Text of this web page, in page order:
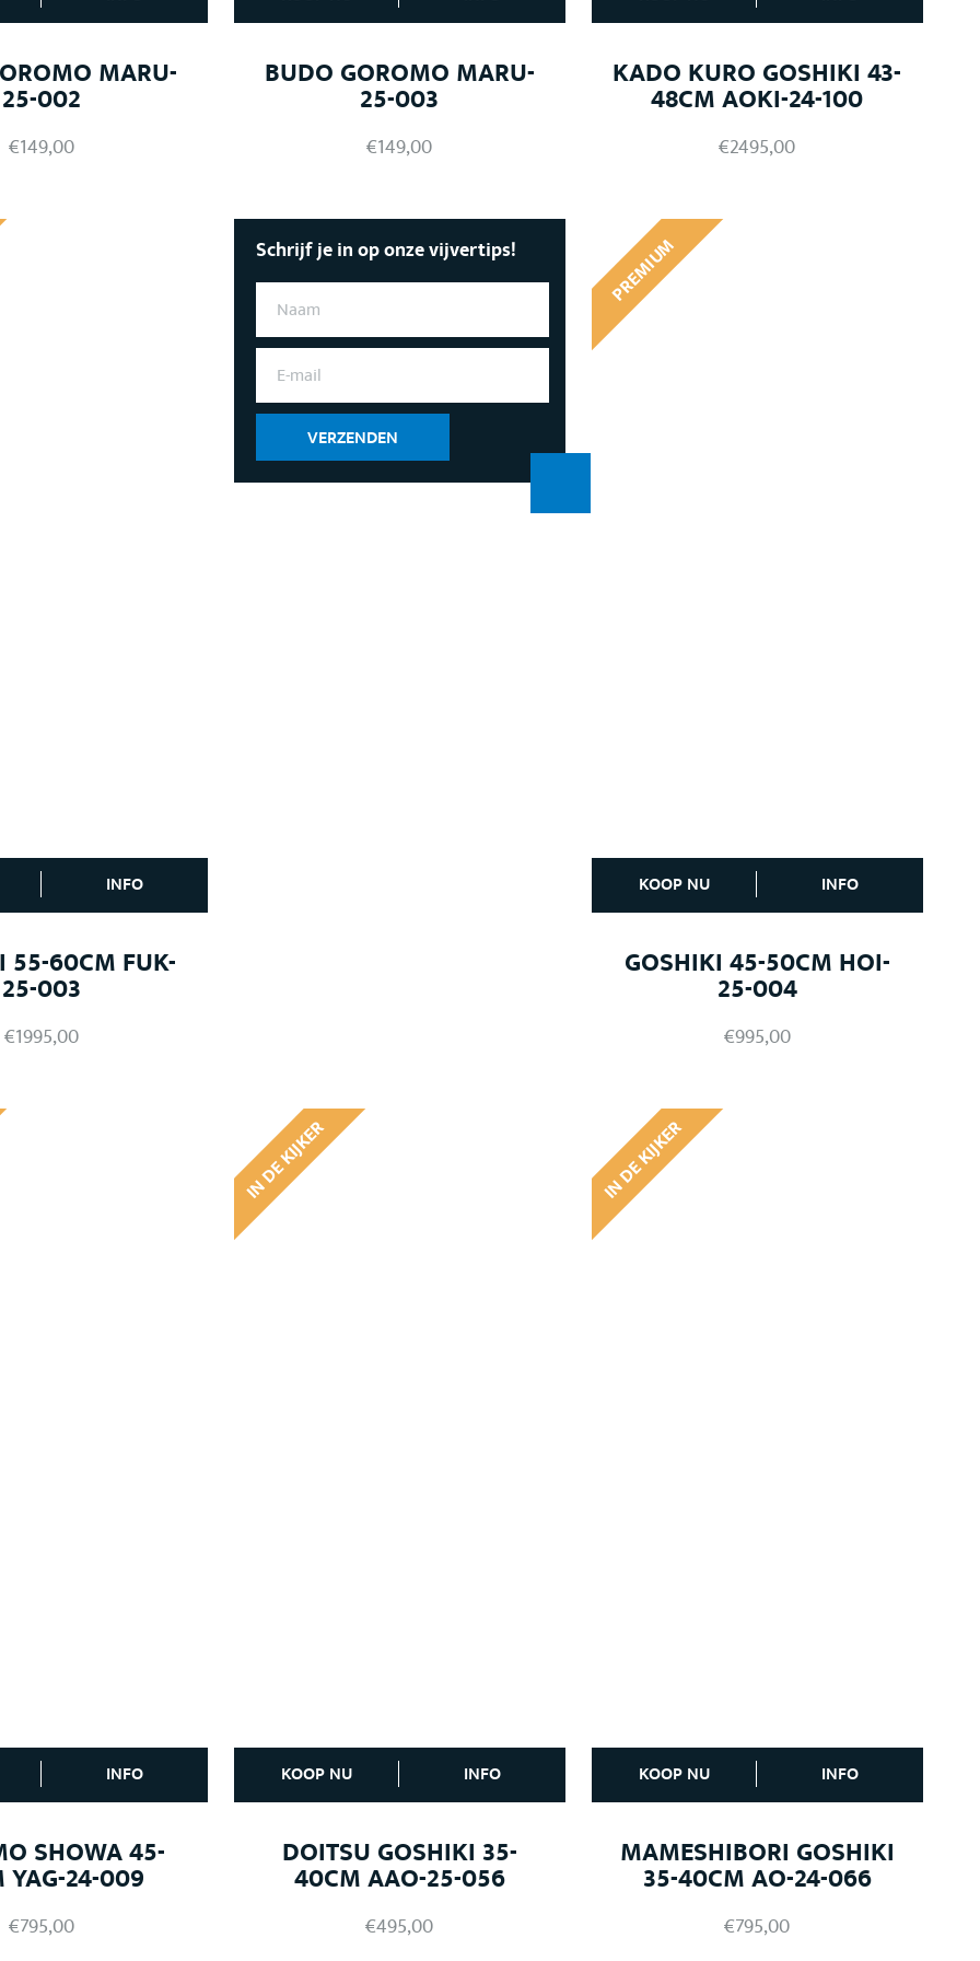
MARU-
25-002
€149,00
BUDO GOROMO MARU-
25-003
€149,00
KADO KURO GOSHIKI 43-
48CM AOKI-24-100
€2495,00
INFO
55-60CM FUK-
25-003
€1995,00
Schrijf je in op onze vijvertips!
N
M
E
A
*
VERZENDEN
PREMIUM
KOOP NU INFO
GOSHIKI 45-50CM HOI-
25-004
€995,00
INFO
SHOWA 45-
YAG-24-009
€795,00
IN DE KIJKER
KOOP NU INFO
DOITSU GOSHIKI 35-
40CM AAO-25-056
€495,00
IN DE KIJKER
KOOP NU INFO
MAMESHIBORI GOSHIKI
35-40CM AO-24-066
€795,00